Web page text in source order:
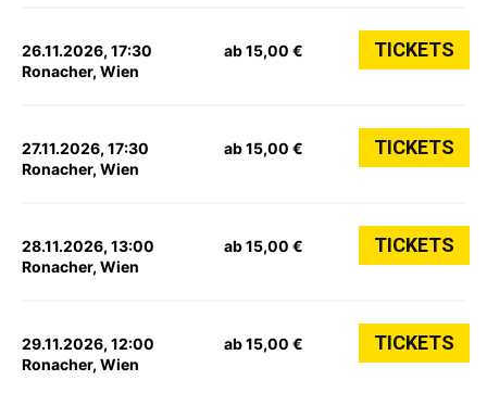
26.11.2026, 17:30
Ronacher, Wien
ab 15,00 € TICKETS
27.11.2026, 17:30
Ronacher, Wien
ab 15,00 € TICKETS
28.11.2026, 13:00
Ronacher, Wien
ab 15,00 € TICKETS
29.11.2026, 12:00
Ronacher, Wien
ab 15,00 € TICKETS